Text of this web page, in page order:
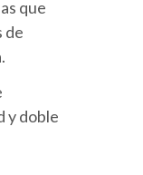
que
de
y doble